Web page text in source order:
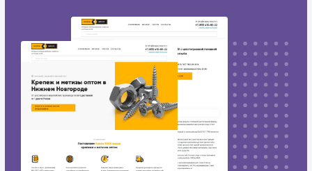
+184% +92%
Новых пользователей
+9535